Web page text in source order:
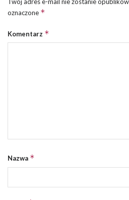
oznaczone *
Komentarz *
Nazwa *